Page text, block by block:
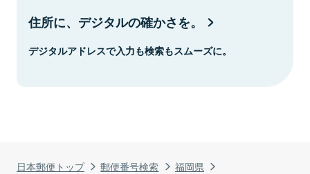
日本郵便トップ 郵便番号検索
福岡県
住所に、デジタルの確かさを。
デジタルアドレスで入力も検索もスムーズに。